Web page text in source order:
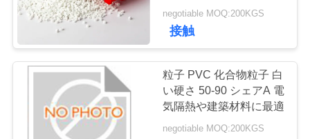
求
し
な
PVCボールバルブ、止
水バルブコンパウンド
negotiable MOQ:200KGS
接触
粒子 PVC 化合物粒子 白
い硬さ 50-90 シェアA 電
気隔熱や建築材料に最適
negotiable MOQ:200KGS